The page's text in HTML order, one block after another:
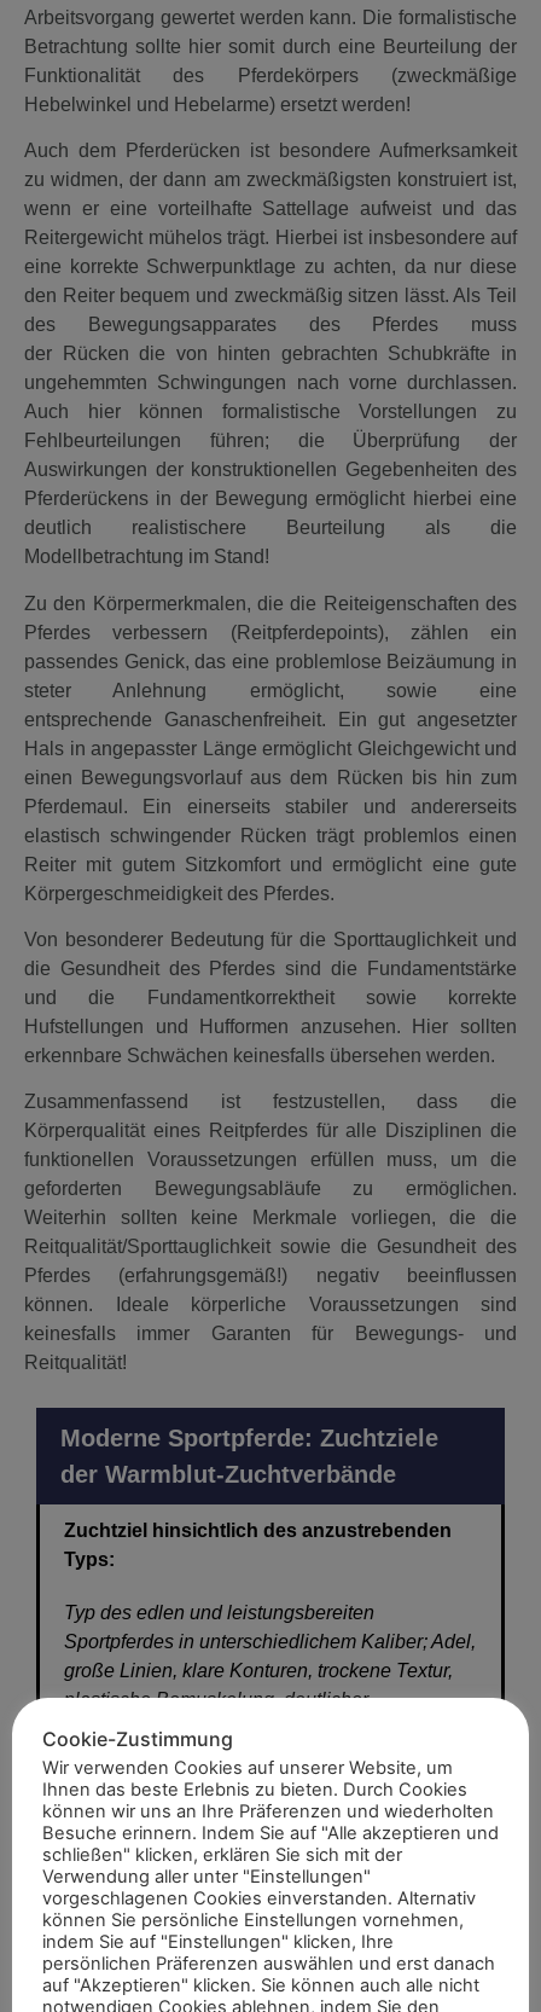
Arbeitsvorgang gewertet werden kann. Die formalistische
Betrachtung sollte hier somit durch eine Beurteilung der
Funktionalität des Pferdekörpers (zweckmäßige
Hebelwinkel und Hebelarme) ersetzt werden!
Auch dem Pferderücken ist besondere Aufmerksamkeit
zu widmen, der dann am zweckmäßigsten konstruiert ist,
wenn er eine vorteilhafte Sattellage aufweist und das
Reitergewicht mühelos trägt. Hierbei ist insbesondere auf
eine korrekte Schwerpunktlage zu achten, da nur diese
den Reiter bequem und zweckmäßig sitzen lässt. Als Teil
des Bewegungsapparates des Pferdes muss
der Rücken die von hinten gebrachten Schubkräfte in
ungehemmten Schwingungen nach vorne durchlassen.
Auch hier können formalistische Vorstellungen zu
Fehlbeurteilungen führen; die Überprüfung der
Auswirkungen der konstruktionellen Gegebenheiten des
Pferderückens in der Bewegung ermöglicht hierbei eine
deutlich realistischere Beurteilung als die
Modellbetrachtung im Stand!
Zu den Körpermerkmalen, die die Reiteigenschaften des
Pferdes verbessern (Reitpferdepoints), zählen ein
passendes Genick, das eine problemlose Beizäumung in
steter Anlehnung ermöglicht, sowie eine
entsprechende Ganaschenfreiheit. Ein gut angesetzter
Hals in angepasster Länge ermöglicht Gleichgewicht und
einen Bewegungsvorlauf aus dem Rücken bis hin zum
Pferdemaul. Ein einerseits stabiler und andererseits
elastisch schwingender Rücken trägt problemlos einen
Reiter mit gutem Sitzkomfort und ermöglicht eine gute
Körpergeschmeidigkeit des Pferdes.
Von besonderer Bedeutung für die Sporttauglichkeit und
die Gesundheit des Pferdes sind die Fundamentstärke
und die Fundamentkorrektheit sowie korrekte
Hufstellungen und Hufformen anzusehen. Hier sollten
erkennbare Schwächen keinesfalls übersehen werden.
Zusammenfassend ist festzustellen, dass die
Körperqualität eines Reitpferdes für alle Disziplinen die
funktionellen Voraussetzungen erfüllen muss, um die
geforderten Bewegungsabläufe zu ermöglichen.
Weiterhin sollten keine Merkmale vorliegen, die die
Reitqualität/Sporttauglichkeit sowie die Gesundheit des
Pferdes (erfahrungsgemäß!) negativ beeinflussen
können. Ideale körperliche Voraussetzungen sind
keinesfalls immer Garanten für Bewegungs- und
Reitqualität!
Moderne Sportpferde: Zuchtziele
der Warmblut-Zuchtverbände
Zuchtziel hinsichtlich des anzustrebenden
Typs:
Typ des edlen und leistungsbereiten
Sportpferdes in unterschiedlichem Kaliber; Adel,
große Linien, klare Konturen, trockene Textur,
plastische Bemuskelung, deutlicher
Geschlechtsausdruck.
Zuchtziel hinsichtlich der Eigenschaften:
Edles, großliniges und mit harmonischen
Grundlinien ausgestattetes Pferd mit
schwungvollen, raumgreifenden und
elastischen Bewegungen, das aufgrund seines
Temperamentes, seines Charakters und seiner
Rittigkeit für Reitzwecke jeder Art geeignet ist.
Cookie-Zustimmung
Wir verwenden Cookies auf unserer Website, um
Ihnen das beste Erlebnis zu bieten. Durch Cookies
können wir uns an Ihre Präferenzen und wiederholten
Besuche erinnern. Indem Sie auf "Alle akzeptieren und
schließen" klicken, erklären Sie sich mit der
Verwendung aller unter "Einstellungen"
vorgeschlagenen Cookies einverstanden. Alternativ
können Sie persönliche Einstellungen vornehmen,
indem Sie auf "Einstellungen" klicken, Ihre
persönlichen Präferenzen auswählen und erst danach
auf "Akzeptieren" klicken. Sie können auch alle nicht
notwendigen Cookies ablehnen, indem Sie den